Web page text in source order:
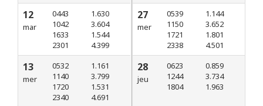
12
mar
0443
1042
1633
2301
1.630
3.604
1.544
4.399
13
mer
0532
1140
1720
2340
1.161
3.799
1.531
4.691
27
mer
0539
1150
1721
2338
1.144
3.652
1.801
4.501
28
jeu
0623
1244
1804
0.859
3.734
1.963